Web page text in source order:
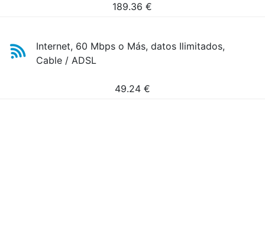
189.36 €
Internet, 60 Mbps o Más, datos Ilimitados,
Cable / ADSL
49.24 €